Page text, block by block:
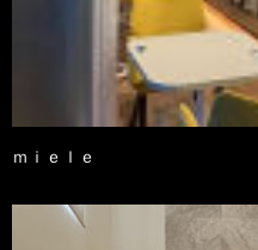
ｍｉｅｌｅ